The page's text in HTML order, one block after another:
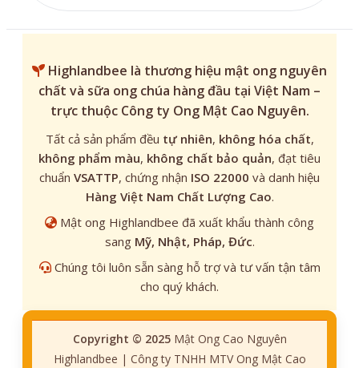
Highlandbee là thương hiệu mật ong nguyên
chất và sữa ong chúa hàng đầu tại Việt Nam –
trực thuộc Công ty Ong Mật Cao Nguyên.
Tất cả sản phẩm đều tự nhiên, không hóa chất,
không phẩm màu, không chất bảo quản, đạt tiêu
chuẩn VSATTP, chứng nhận ISO 22000 và danh hiệu
Hàng Việt Nam Chất Lượng Cao.
Mật ong Highlandbee đã xuất khẩu thành công
sang Mỹ, Nhật, Pháp, Đức.
Chúng tôi luôn sẵn sàng hỗ trợ và tư vấn tận tâm
cho quý khách.
Copyright © 2025Mật Ong Cao Nguyên
Highlandbee | Công ty TNHH MTV Ong Mật Cao